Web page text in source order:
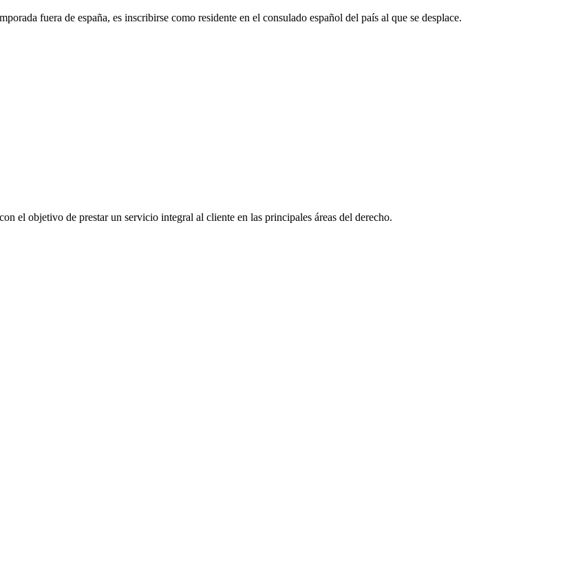
fuera de españa, es inscribirse como residente en el consulado español del país al que se desplace.
el objetivo de prestar un servicio integral al cliente en las principales áreas del derecho.